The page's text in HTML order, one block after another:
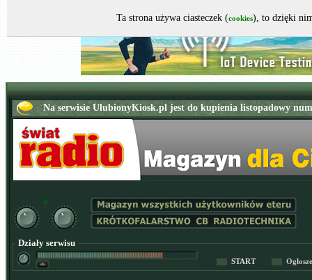
Działy serwisu
START
Ta strona używa ciasteczek (cookies), to dzięki